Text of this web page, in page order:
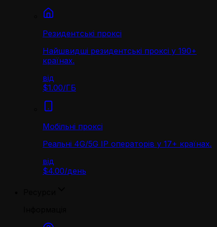
Резидентські проксі
Найшвидші резидентські проксі у 190+
країнах.
від
$1.00/ГБ
Мобільні проксі
Реальні 4G/5G IP операторів у 17+ країнах.
від
$4.00/день